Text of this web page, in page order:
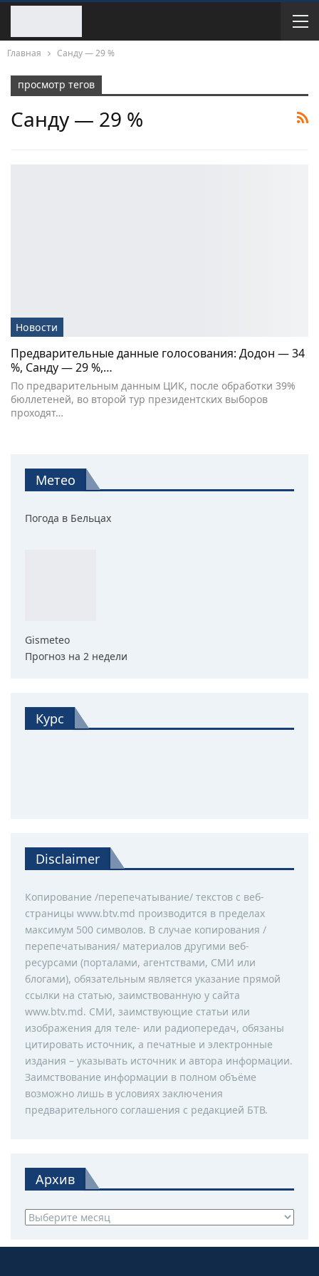
Главная Санду — 29 %
просмотр тегов
Санду — 29 %
Новости
Предварительные данные голосования: Додон — 34
%, Санду — 29 %,…
По предварительным данным ЦИК, после обработки 39%
бюллетеней, во второй тур президентских выборов
проходят…
Метео
Погода в Бельцах
Gismeteo
Прогноз на 2 недели
Курс
Disclaimer
Копирование /перепечатывание/ текстов с веб-
страницы www.btv.md производится в пределах
максимум 500 символов. В случае копирования /
перепечатывания/ материалов другими веб-
ресурсами (порталами, агентствами, СМИ или
блогами), обязательным является указание прямой
ссылки на статью, заимствованную у сайта
www.btv.md. СМИ, заимствующие статьи или
изображения для теле- или радиопередач, обязаны
цитировать источник, а печатные и электронные
издания – указывать источник и автора информации.
Заимствование информации в полном объёме
возможно лишь в условиях заключения
предварительного соглашения с редакцией БТВ.
Архив
Архив